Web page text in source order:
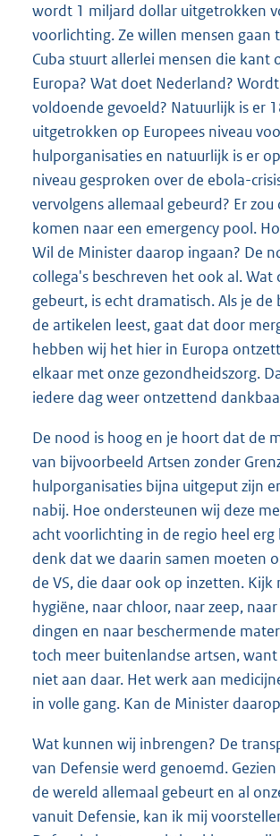
wordt 1 miljard dollar uitgetrokken
voorlichting. Ze willen mensen gaan
Cuba stuurt allerlei mensen die kant
Europa? Wat doet Nederland?
voldoende gevoeld? Natuurlijk is er
uitgetrokken op Europees niveau
hulporganisaties en natuurlijk is er
niveau gesproken over de ebola-
vervolgens allemaal gebeurd? Er
komen naar een emergency pool.
Wil de Minister daarop ingaan? De
collega's beschreven het ook al. Wat
gebeurt, is echt dramatisch. Als je de
de artikelen leest, gaat dat door
hebben wij het hier in Europa
elkaar met onze gezondheidszorg.
iedere dag weer ontzettend
De nood is hoog en je hoort dat de
van bijvoorbeeld Artsen zonder
hulporganisaties bijna uitgeput zijn
nabij. Hoe ondersteunen wij deze
acht voorlichting in de regio heel
denk dat we daarin samen moeten
de VS, die daar ook op inzetten. Kijk
hygiëne, naar chloor, naar zeep,
dingen en naar beschermende
toch meer buitenlandse artsen,
niet aan daar. Het werk aan
in volle gang. Kan de Minister
Wat kunnen wij inbrengen? De
van Defensie werd genoemd.
de wereld allemaal gebeurt en al
vanuit Defensie, kan ik mij